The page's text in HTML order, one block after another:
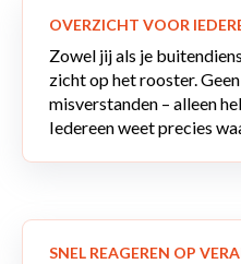
OVERZICHT VOOR
Zowel jij als je
zicht op het rooster.
misverstanden – alleen
Iedereen weet precies
SNEL REAGEREN OP